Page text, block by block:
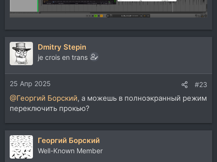
Dmitry Stepin
je crois en trans
25 Апр 2025 #23
@Георгий Борский, а можешь в полноэкранный режим
переключить прокью?
Георгий Борский
Well-Known Member